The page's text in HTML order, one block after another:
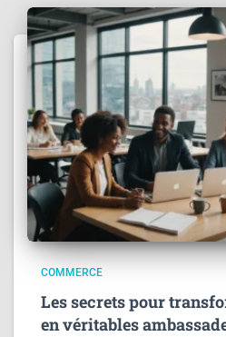
COMMERCE
Les secrets pour
en véritables